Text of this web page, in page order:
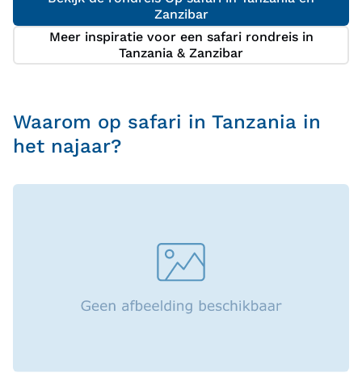
Zanzibar
Meer inspiratie voor een safari rondreis in
Tanzania & Zanzibar
Waarom op safari in Tanzania in
het najaar?